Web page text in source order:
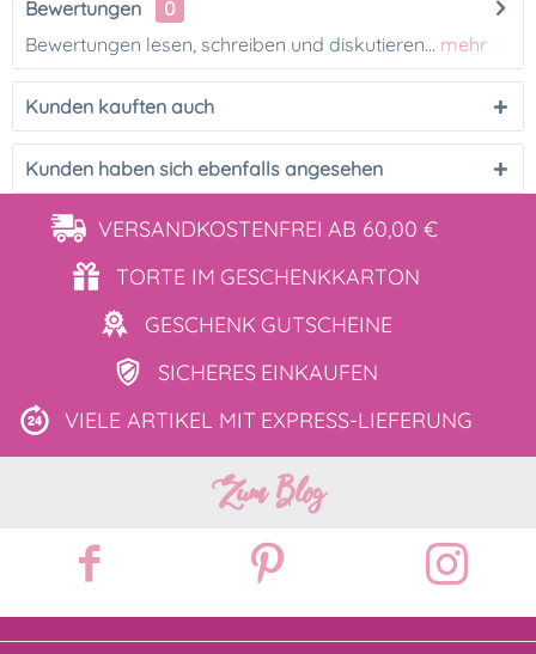
Bewertungen
0
Bewertungen lesen, schreiben und diskutieren... mehr
Kunden kauften auch
Kunden haben sich ebenfalls angesehen
VERSANDKOSTENFREI AB 60,00 €
TORTE IM GESCHENKKARTON
GESCHENK GUTSCHEINE
SICHERES EINKAUFEN
VIELE ARTIKEL MIT EXPRESS-LIEFERUNG
Zum Blog